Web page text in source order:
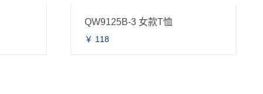
QW9125B-3 女款T恤
￥ 118